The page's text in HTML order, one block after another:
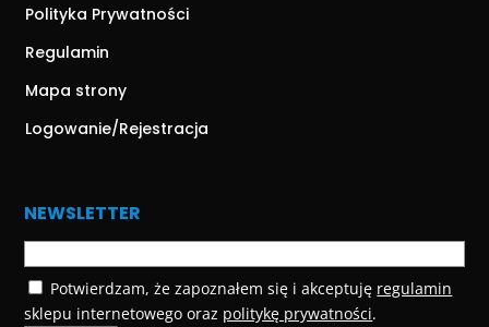
Polityka Prywatności
Regulamin
Mapa strony
Logowanie/Rejestracja
NEWSLETTER
Potwierdzam, że zapoznałem się i akceptuję regulamin
sklepu internetowego oraz politykę prywatności.